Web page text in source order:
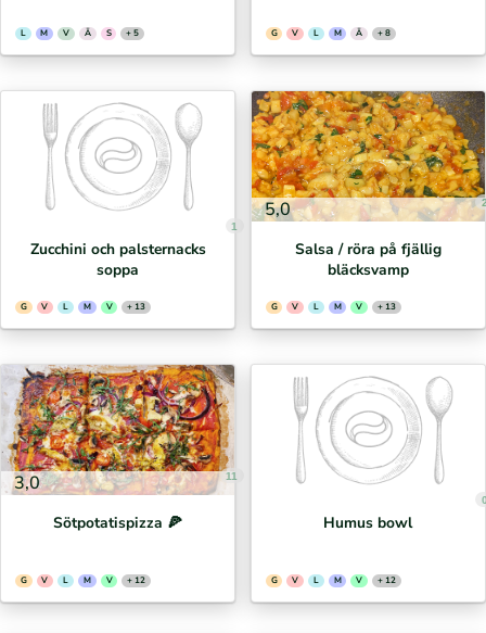
L M V Ä S + 5 G V L M Ä + 8
1
Zucchini och palsternacks
soppa
G V L M V + 13
5,0
Salsa / röra på fjällig
bläcksvamp
G V L M V + 13
3,0 11
Sötpotatispizza 🍕⁣
G V L M V + 12
Humus bowl
G V L M V + 12